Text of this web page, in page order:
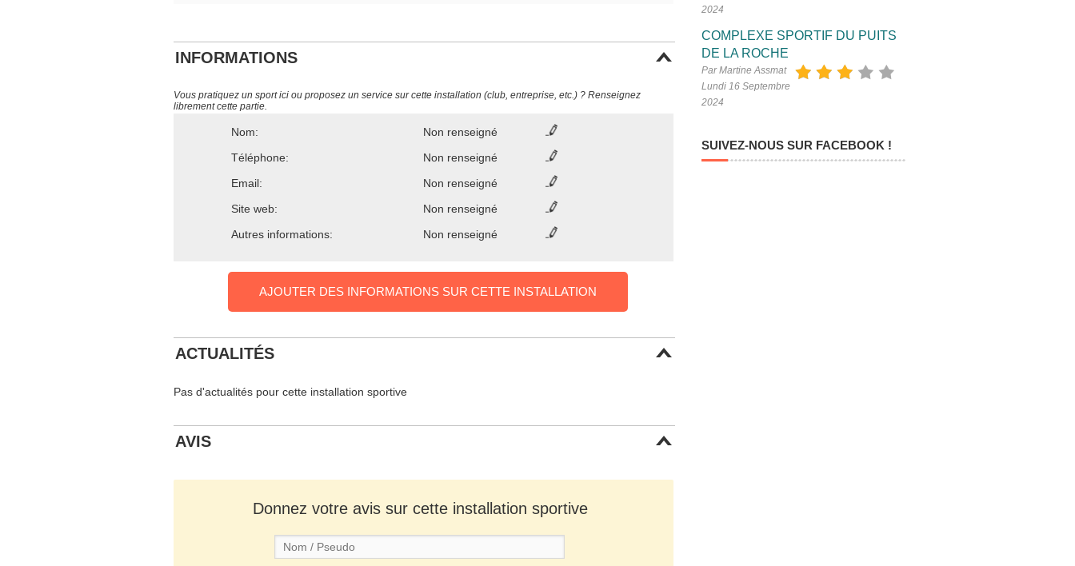
INFORMATIONS
Vous pratiquez un sport ici ou proposez un service sur cette installation (club, entreprise, etc.) ? Renseignez
librement cette partie.
Nom:
Non renseigné
Téléphone:
Non renseigné
Email:
Non renseigné
Site web:
Non renseigné
Autres informations:
Non renseigné
AJOUTER DES INFORMATIONS SUR CETTE INSTALLATION
ACTUALITÉS
Pas d'actualités pour cette installation sportive
AVIS
Donnez votre avis sur cette installation sportive
2024
COMPLEXE SPORTIF DU PUITS
DE LA ROCHE
Par Martine Assmat
Lundi 16 Septembre
2024
SUIVEZ-NOUS SUR FACEBOOK !